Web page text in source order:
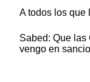
A todos los que
Sabed: Que las
vengo en